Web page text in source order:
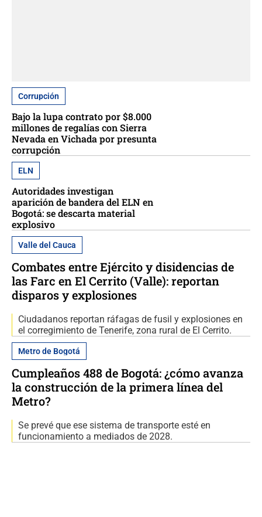
Corrupción
Bajo la lupa contrato por $8.000
millones de regalías con Sierra
Nevada en Vichada por presunta
corrupción
ELN
Autoridades investigan
aparición de bandera del ELN en
Bogotá: se descarta material
explosivo
Valle del Cauca
Combates entre Ejército y disidencias de
las Farc en El Cerrito (Valle): reportan
disparos y explosiones
Ciudadanos reportan ráfagas de fusil y explosiones en
el corregimiento de Tenerife, zona rural de El Cerrito.
Metro de Bogotá
Cumpleaños 488 de Bogotá: ¿cómo avanza
la construcción de la primera línea del
Metro?
Se prevé que ese sistema de transporte esté en
funcionamiento a mediados de 2028.